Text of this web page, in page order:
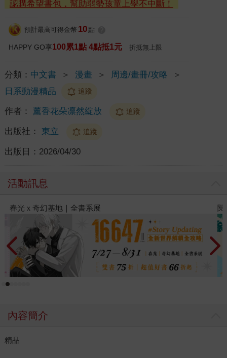
認購希望書包，幫助弱勢孩童上學不中斷！
預計最高可得金幣 10 點
HAPPY GO享100累1點 4點抵1元 折抵無上限
分類： 中文書 ＞ 漫畫 ＞ 周邊/畫冊/攻略
＞
日系動漫精品
追蹤
作者： 薰香花朵凛然綻放 追蹤
出版社： 東立 追蹤
出版日： 2026/04/30
活動訊息
閱讀漫遊錄-2026上半年暢銷榜
內容簡介
精品